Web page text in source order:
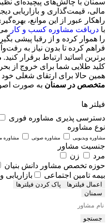
سمنان با چالش‌های پیچیده‌ای
مالی، قیمت‌گذاری و بازاریابی
راهکار عبور از این موانع،
با دریافت مشاوره کسب و کار
را هموار کرده و از رقبا پیشی
فراهم کرده تا بدون نیاز به
برترین اساتید ارتباط برقرار کنید.
کلید طلایی شما برای خروج از
همین حالا برای ارتقای شغلی خود
متخصص در سمنان به صورت
فیلتر ها
دسترسی پذیری مشاوره فوری
نوع مشاوره
مشاوره ویدیویی مشاوره صوتی مشاوره
جنسیت مشاور
مرد
زن
حوزه تخصص مشاور دانش بنیان
بیمه تامین اجتماعی
اعمال فیلترها
سمنان
جستجو